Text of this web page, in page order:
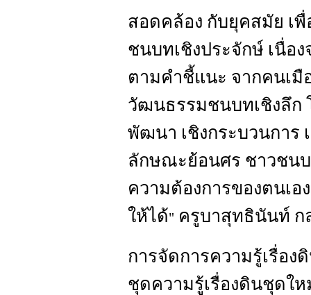
สอดคล้อง กับยุคสมัย เ
ชนบทเชิงประจักษ์ เนื่อ
ตามคำชี้แนะ จากคนเมื
วัฒนธรรมชนบทเชิงลึก
พัฒนา เชิงกระบวนการ
ลักษณะย้อนศร ชาวชน
ความต้องการของตนเ
ให้ได้" ครูบาสุทธินันท์ ก
การจัดการความรู้เรื่อง
ชุดความรู้เรื่องดินชุดใ